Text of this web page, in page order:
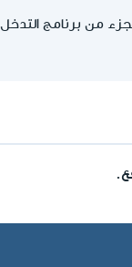
من برنامج التدخل